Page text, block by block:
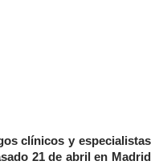
clínicos y especialistas
21 de abril en Madrid